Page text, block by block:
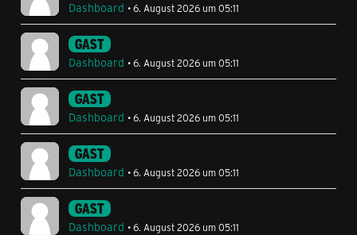
Dashboard 6. August 2026 um 05:11
GAST
Dashboard 6. August 2026 um 05:11
GAST
Dashboard 6. August 2026 um 05:11
GAST
Dashboard 6. August 2026 um 05:11
GAST
Dashboard 6. August 2026 um 05:11